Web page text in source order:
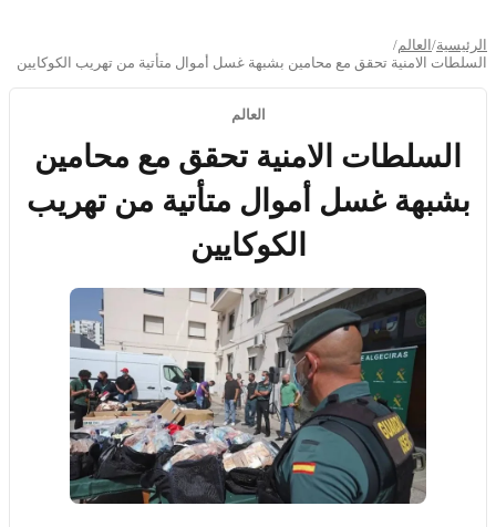
الرئيسية/ العالم/
السلطات الامنية تحقق مع محامين بشبهة غسل أموال متأتية من تهريب الكوكايين
العالم
السلطات الامنية تحقق مع محامين
بشبهة غسل أموال متأتية من تهريب
الكوكايين